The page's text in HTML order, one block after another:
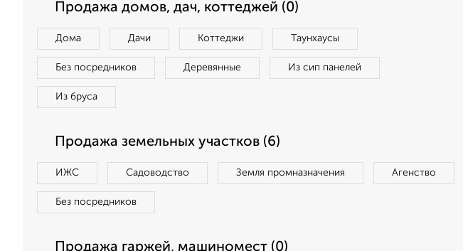
Продажа домов, дач, коттеджей (0)
Дома Дачи Коттеджи Таунхаусы
Без посредников Деревянные Из сип панелей
Из бруса
Продажа земельных участков (6)
ИЖС Садоводство Земля промназначения Агенство
Без посредников
Продажа гаржей, машиномест (0)